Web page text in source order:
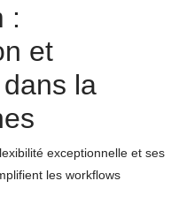
:
et
la
exceptionnelle et ses
les workflows